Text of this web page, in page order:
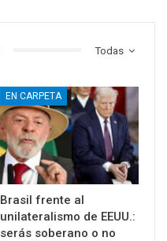
Todas
EN CARPETA
Brasil frente al
unilateralismo de EEUU.:
serás soberano o no